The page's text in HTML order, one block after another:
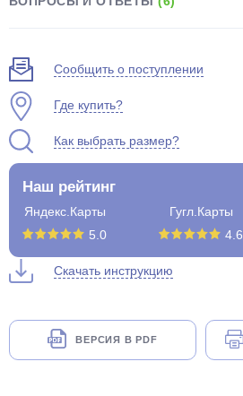
Сообщить о поступлении
Где купить?
Как выбрать размер?
Наш рейтинг
Яндекс.Карты
5.0
Гугл.Карты
4.6
Скачать инструкцию
ВЕРСИЯ В PDF